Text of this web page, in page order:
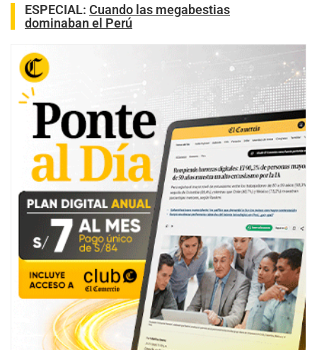
ESPECIAL: Cuando las megabestias
dominaban el Perú